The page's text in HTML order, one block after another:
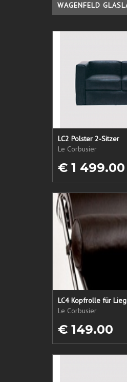
WAGENFELD
LC2 Polster 2-Sitzer
Le Corbusier
€ 1 499.00
LC4 Kopfrolle für
Le Corbusier
€ 149.00